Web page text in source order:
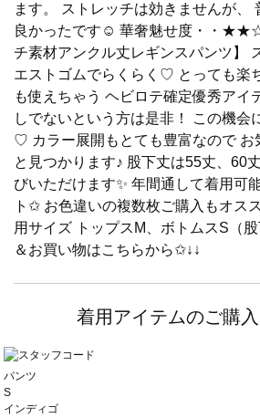
ます。 ストレッチは効きませんが、
良かったです☺︎︎ 華奢魅せ度・・
チ素材アンクル丈レギンスパンツ】
エストゴムでらくらく♡ とっても楽
も使えちゃう ヘビロテ確定優秀ア
しでないという方は是非！ この機会
♡ カラー展開もとても豊富なので お
と見つかります♪ 股下丈は55丈、60
びいただけます✨ 年間通して着用可
ト✩︎ お色違いの複数枚ご購入もオス
用サイズ トップスM、ボトムスS（
＆お買い物はこちらから✩︎↓↓
着用アイテムのご購
パンツ
S
インディゴ